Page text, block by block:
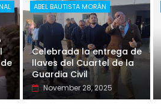
ABEL BAUTISTA MORÁN
Celebrada la entrega de
llaves del Cuartel de la
Guardia Civil
November 28, 2025